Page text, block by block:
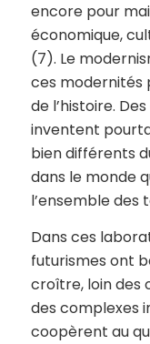
encore pour
économique,
(7). Le
ces modernités
de l’histoire.
inventent
bien différents
dans le monde
l’ensemble des
Dans ces
futurismes ont
croître, loin des
des complexes
coopèrent au